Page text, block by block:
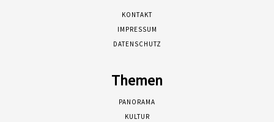
KONTAKT
IMPRESSUM
DATENSCHUTZ
Themen
PANORAMA
KULTUR